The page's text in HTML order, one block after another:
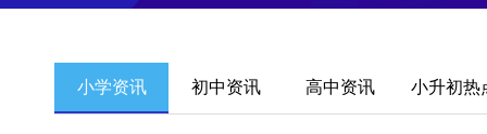
小学资讯 初中资讯 高中资讯 小升初热